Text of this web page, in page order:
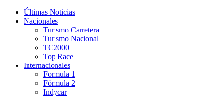
Últimas Noticias
Nacionales
Turismo Carretera
Turismo Nacional
TC2000
Top Race
Internacionales
Formula 1
Fórmula 2
Indycar